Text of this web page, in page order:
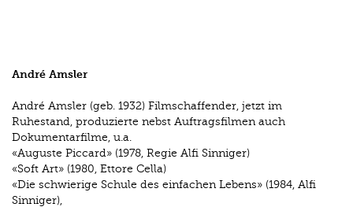
André Amsler
André Amsler (geb. 1932) Filmschaffender, jetzt im
Ruhestand, produzierte nebst Auftragsfilmen auch
Dokumentarfilme, u.a.
«Auguste Piccard» (1978, Regie Alfi Sinniger)
«Soft Art» (1980, Ettore Cella)
«Die schwierige Schule des einfachen Lebens» (1984, Alfi
Sinniger),